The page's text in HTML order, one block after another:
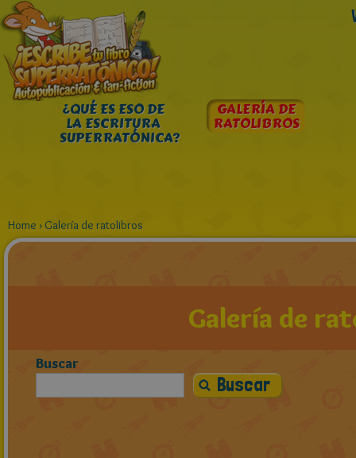
¿QUÉ ES ESO DE
LA ESCRITURA
SUPERRATÓNICA?
GALERÍA DE
RATOLIBROS
Home › Galería de ratolibros
Galería de
Buscar